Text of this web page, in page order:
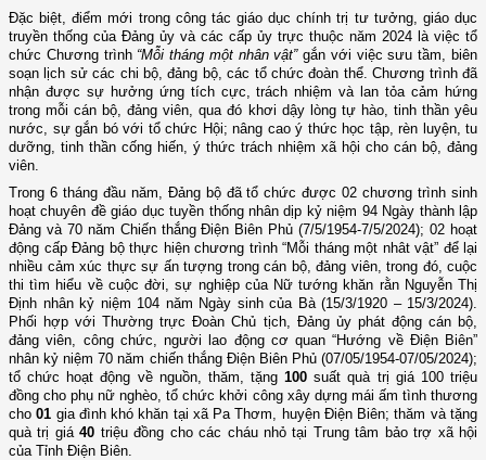
Đặc biệt, điểm mới trong công tác giáo dục chính trị tư tưởng, giáo dục
truyền thống của Đảng ủy và các cấp ủy trực thuộc năm 2024 là việc tổ
chức Chương trình “Mỗi tháng một nhân vật”gắn với việc sưu tầm, biên
soạn lịch sử các chi bộ, đảng bộ, các tổ chức đoàn thể. Chương trình đã
nhận được sự hưởng ứng tích cực, trách nhiệm và lan tỏa cảm hứng
trong mỗi cán bộ, đảng viên, qua đó khơi dậy lòng tự hào, tinh thần yêu
nước, sự gắn bó với tổ chức Hội; nâng cao ý thức học tập, rèn luyện, tu
dưỡng, tinh thần cống hiến, ý thức trách nhiệm xã hội cho cán bộ, đảng
viên.
Trong 6 tháng đầu năm, Đảng bộ đã tổ chức được 02 chương trình sinh
hoạt chuyên đề giáo dục tuyền thống nhân dịp kỷ niệm 94 Ngày thành lập
Đảng và 70 năm Chiến thắng Điện Biên Phủ (7/5/1954-7/5/2024); 02 hoạt
động cấp Đảng bộ thực hiện chương trình “Mỗi tháng một nhât vật” để lại
nhiều cảm xúc thực sự ấn tượng trong cán bộ, đảng viên, trong đó, cuộc
thi tìm hiểu về cuộc đời, sự nghiệp của Nữ tướng khăn rằn Nguyễn Thị
Định nhân kỷ niệm 104 năm Ngày sinh của Bà (15/3/1920 – 15/3/2024).
Phối hợp với Thường trực Đoàn Chủ tịch, Đảng ủy phát động cán bộ,
đảng viên, công chức, người lao động cơ quan “Hướng về Điện Biên”
nhân kỷ niệm 70 năm chiến thắng Điện Biên Phủ (07/05/1954-07/05/2024);
tổ chức hoạt động về nguồn, thăm, tặng100 suất quà trị giá 100 triệu
đồng cho phụ nữ nghèo, tổ chức khởi công xây dựng mái ấm tình thương
cho01 gia đình khó khăn tại xã Pa Thơm, huyện Điện Biên; thăm và tặng
quà trị giá40 triệu đồng cho các cháu nhỏ tại Trung tâm bảo trợ xã hội
của Tỉnh Điện Biên.